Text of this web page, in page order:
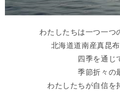
わたしたちは一つ一つ
北海道道南産真昆
四季を通じ
季節折々の
わたしたちが自信を